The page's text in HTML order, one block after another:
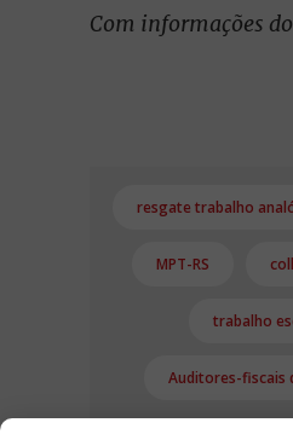
Com informações
resgate trabalho
MPT-RS
trabalho
Auditores-fiscais